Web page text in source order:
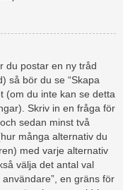
du postar en ny tråd
så bör du se “Skapa
(om du inte kan se detta
Skriv in en fråga för
sedan minst två
många alternativ du
med varje alternativ
välja det antal val
en gräns för